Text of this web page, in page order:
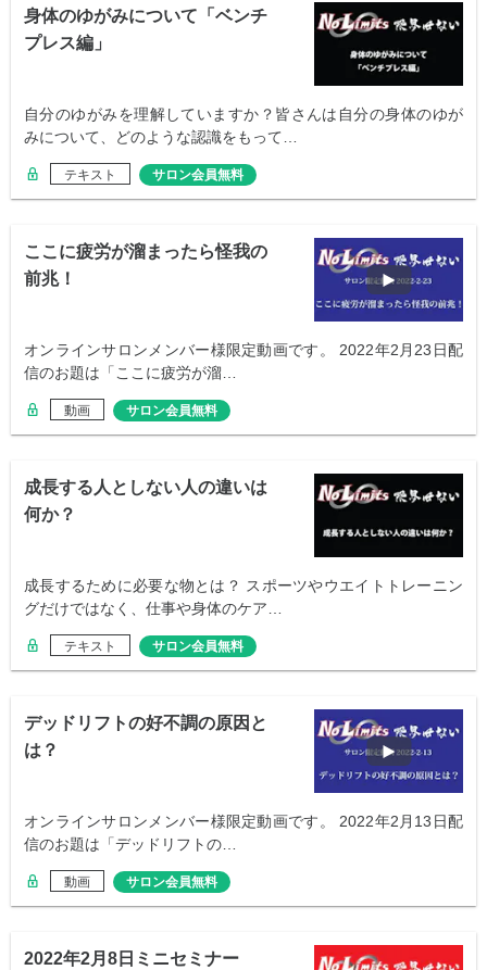
身体のゆがみについて「ベンチ
プレス編」
自分のゆがみを理解していますか？皆さんは自分の身体のゆが
みについて、どのような認識をもって…
テキスト サロン会員無料
ここに疲労が溜まったら怪我の
前兆！
オンラインサロンメンバー様限定動画です。 2022年2月23日配
信のお題は「ここに疲労が溜…
動画 サロン会員無料
成長する人としない人の違いは
何か？
成長するために必要な物とは？ スポーツやウエイトトレーニン
グだけではなく、仕事や身体のケア…
テキスト サロン会員無料
デッドリフトの好不調の原因と
は？
オンラインサロンメンバー様限定動画です。 2022年2月13日配
信のお題は「デッドリフトの…
動画 サロン会員無料
2022年2月8日ミニセミナー